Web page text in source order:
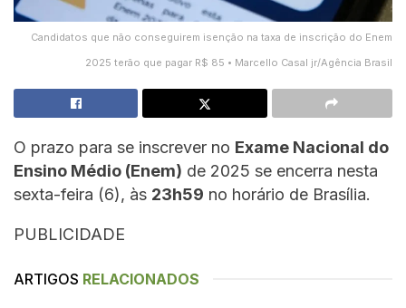
Candidatos que não conseguirem isenção na taxa de inscrição do Enem
2025 terão que pagar R$ 85 • Marcello Casal jr/Agência Brasil
O prazo para se inscrever no Exame Nacional do
Ensino Médio (Enem) de 2025 se encerra nesta
sexta-feira (6), às 23h59 no horário de Brasília.
PUBLICIDADE
ARTIGOS RELACIONADOS